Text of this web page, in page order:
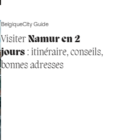
BelgiqueCity Guide
Visiter Namur en 2
jours: itinéraire, conseils,
bonnes adresses